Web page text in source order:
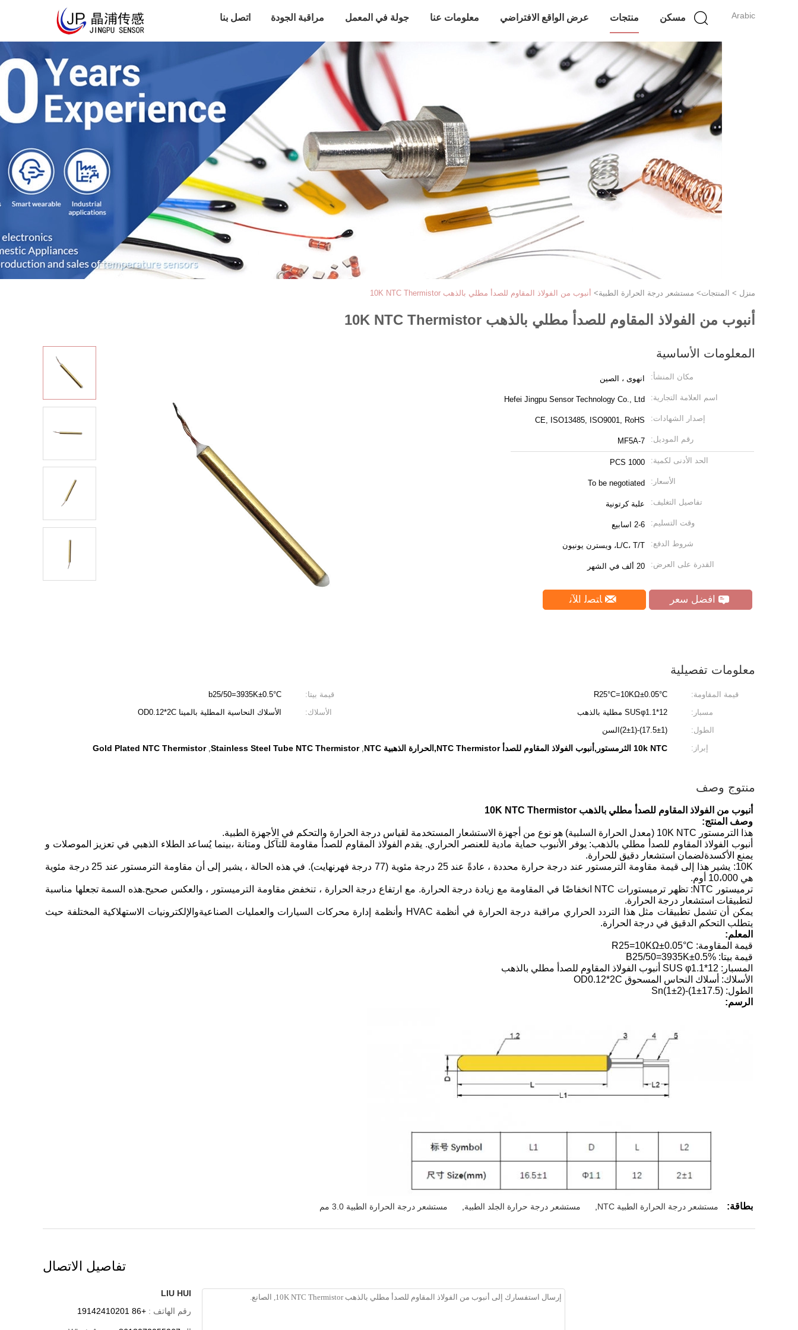
Arabic مسكن منتجات عرض الواقع الافتراضي معلومات عنا جولة في المعمل مراقبة الجودة اتصل بنا
منزل > المنتجات> مستشعر درجة الحرارة الطبية> أنبوب من الفولاذ المقاوم للصدأ مطلي بالذهب 10K NTC Thermistor
أنبوب من الفولاذ المقاوم للصدأ مطلي بالذهب 10K NTC Thermistor
المعلومات الأساسية
مكان المنشأ: انهوى ، الصين
اسم العلامة التجارية: Hefei Jingpu Sensor Technology Co., Ltd
إصدار الشهادات: CE, ISO13485, ISO9001, RoHS
رقم الموديل: MF5A-7
الحد الأدنى لكمية: 1000 PCS
الأسعار: To be negotiated
تفاصيل التغليف: علبة كرتونية
وقت التسليم: 2-6 اسابيع
شروط الدفع: L/C، T/T، ويسترن يونيون
القدرة على العرض: 20 ألف في الشهر
افضل سعر ﺎﺘﺼﻟ ﺍﻶﻧ
معلومات تفصيلية
قيمة المقاومة: R25°C=10KΩ±0.05°C قيمة بيتا:
b25/50=3935K±0.5°C
مسبار:
SUSφ1.1*12 مطلية بالذهب الأسلاك:
الأسلاك النحاسية المطلية بالمينا OD0.12*2C
الطول:
(17.5±1)-(2±1)السن
إبراز:
10k NTC الثرمستور,أنبوب الفولاذ المقاوم للصدأ NTC Thermistor,الحرارة الذهبية NTC ,
Stainless Steel Tube NTC Thermistor
,
Gold Plated NTC Thermistor
منتوج وصف
أنبوب من الفولاذ المقاوم للصدأ مطلي بالذهب 10K NTC Thermistor
وصف المنتج:
هذا الترمستور 10K NTC (معدل الحرارة السلبية) هو نوع من أجهزة الاستشعار المستخدمة لقياس درجة الحرارة والتحكم في الأجهزة الطبية.
أنبوب الفولاذ المقاوم للصدأ مطلي بالذهب: يوفر الأنبوب حماية مادية للعنصر الحراري. يقدم الفولاذ المقاوم للصدأ مقاومة للتآكل ومتانة ،بينما يُساعد الطلاء الذهبي في تعزيز الموصلات و
يمنع الأكسدةلضمان استشعار دقيق للحرارة.
10K: يشير هذا إلى قيمة مقاومة الترمستور عند درجة حرارة محددة ، عادةً عند 25 درجة مئوية (77 درجة فهرنهايت). في هذه الحالة ، يشير إلى أن مقاومة الترمستور عند 25 درجة مئوية
هي 10،000 أوم.
ترميستور NTC: تظهر ترميستورات NTC انخفاضًا في المقاومة مع زيادة درجة الحرارة. مع ارتفاع درجة الحرارة ، تنخفض مقاومة الترميستور ، والعكس صحيح.هذه السمة تجعلها مناسبة
لتطبيقات استشعار درجة الحرارة.
يمكن أن تشمل تطبيقات مثل هذا التردد الحراري مراقبة درجة الحرارة في أنظمة HVAC وأنظمة إدارة محركات السيارات والعمليات الصناعيةوالإلكترونيات الاستهلاكية المختلفة حيث
يتطلب التحكم الدقيق في درجة الحرارة.
المعلم:
قيمة المقاومة: R25=10KΩ±0.05°C
قيمة بيتا: B25/50=3935K±0.5%
المسبار: SUS φ1.1*12 أنبوب الفولاذ المقاوم للصدأ مطلي بالذهب
الأسلاك: أسلاك النحاس المسحوق OD0.12*2C
الطول: (17.5±1)-(2±1)Sn
الرسم:
بطاقة: مستشعر درجة الحرارة الطبية NTC مستشعر درجة حرارة الجلد الطبية مستشعر درجة الحرارة الطبية 3.0 مم
تفاصيل الاتصال
LIU HUI
رقم الهاتف : +86 19142410201